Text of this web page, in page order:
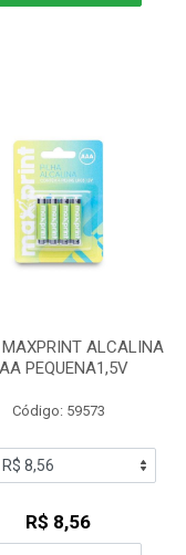
ALCALINA
PEQUENA1,5V
Código: 59573
R$ 8,56